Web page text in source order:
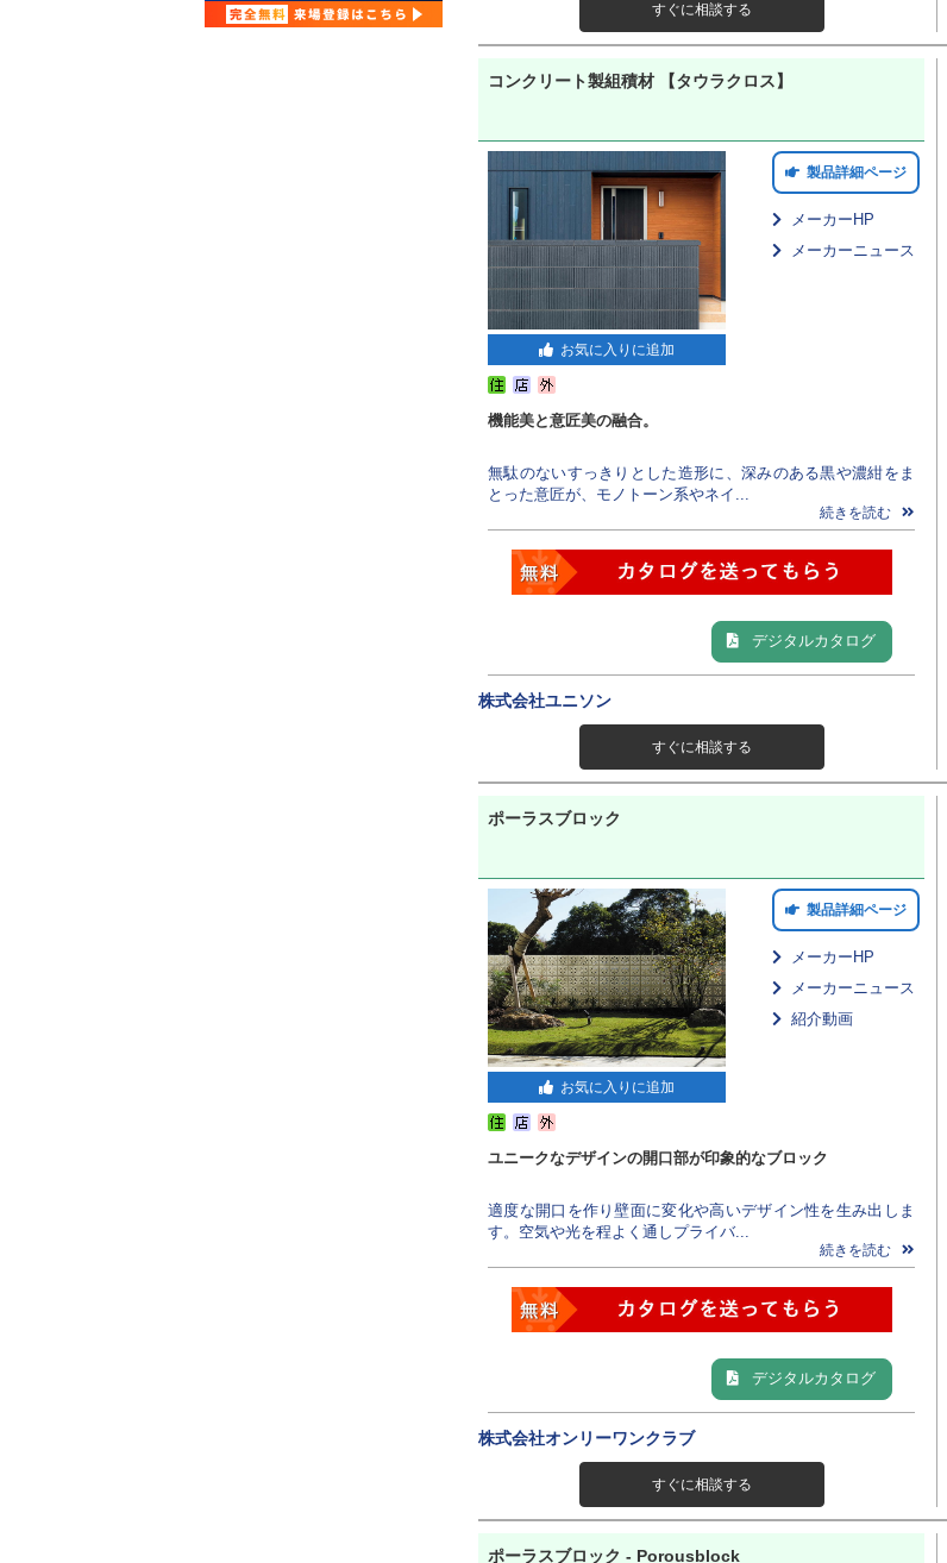
すぐに相談する
コンクリート製組積材 【タウラクロス】
お気に入りに追加
製品詳細ページ
メーカーHP
メーカーニュース
機能美と意匠美の融合。
無駄のないすっきりとした造形に、深みのある黒や濃紺をま
とった意匠が、モノトーン系やネイ...
続きを読む
デジタルカタログ
株式会社ユニソン
すぐに相談する
ポーラスブロック
お気に入りに追加
製品詳細ページ
メーカーHP
メーカーニュース
紹介動画
ユニークなデザインの開口部が印象的なブロック
適度な開口を作り壁面に変化や高いデザイン性を生み出しま
す。空気や光を程よく通しプライバ...
続きを読む
デジタルカタログ
株式会社オンリーワンクラブ
すぐに相談する
ポーラスブロック - Porousblock